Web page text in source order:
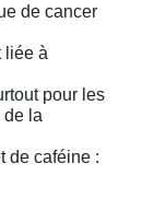
de cancer
liée à
pour les
de la
de caféine :